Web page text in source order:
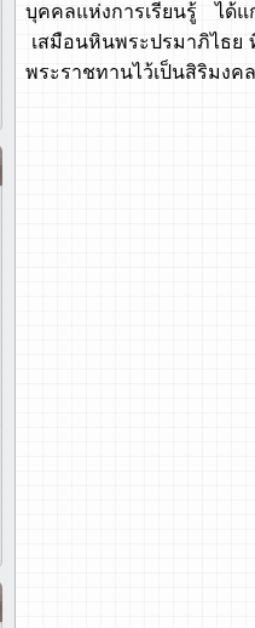
บุคคลแห่งการเรียนรู้ ไ
เสมือนหินพระปรมาภิไธย
พระราชทานไว้เป็นสิริมงคล